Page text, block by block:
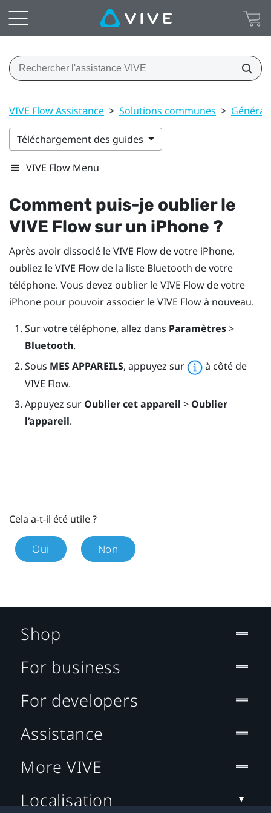
VIVE Flow Assistance > Solutions communes > Général
Téléchargement des guides
VIVE Flow Menu
Comment puis-je oublier le
VIVE Flowsur un iPhone ?
Après avoir dissocié leVIVE Flowde votre iPhone,
oubliez leVIVE Flowde la liste Bluetooth de votre
téléphone. Vous devez oublier leVIVE Flowde votre
iPhone pour pouvoir associer leVIVE Flowà nouveau.
Sur votre téléphone, allez dans Paramètres>
Bluetooth.
Sous MES APPAREILS, appuyez sur
à côté de
VIVE Flow.
Appuyez sur Oublier cet appareil > Oublier
l’appareil.
Cela a-t-il été utile ?
Oui Non
Shop
For business
For developers
Assistance
More VIVE
Localisation